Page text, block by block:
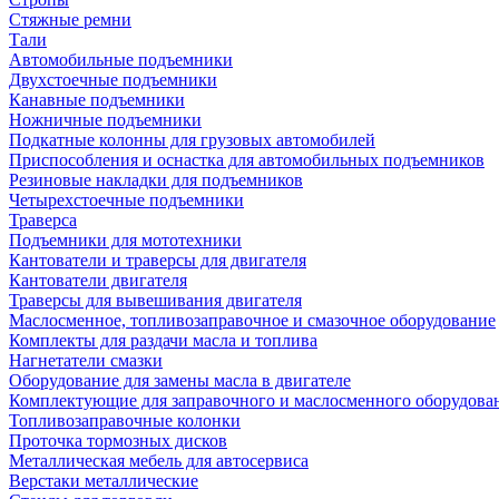
Стяжные ремни
Тали
Автомобильные подъемники
Двухстоечные подъемники
Канавные подъемники
Ножничные подъемники
Подкатные колонны для грузовых автомобилей
Приспособления и оснастка для автомобильных подъемников
Резиновые накладки для подъемников
Четырехстоечные подъемники
Траверса
Подъемники для мототехники
Кантователи и траверсы для двигателя
Кантователи двигателя
Траверсы для вывешивания двигателя
Маслосменное, топливозаправочное и смазочное оборудование
Комплекты для раздачи масла и топлива
Нагнетатели смазки
Оборудование для замены масла в двигателе
Комплектующие для заправочного и маслосменного
Топливозаправочные колонки
Проточка тормозных дисков
Металлическая мебель для автосервиса
Верстаки металлические